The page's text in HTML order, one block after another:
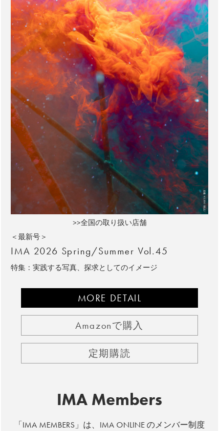
>>全国の取り扱い店舗
＜最新号＞
IMA 2026 Spring/Summer Vol.45
特集：実践する写真、探求としてのイメージ
MORE DETAIL
Amazonで購入
定期購読
IMA Members
「IMA MEMBERS」は、IMA ONLINE のメンバー制度